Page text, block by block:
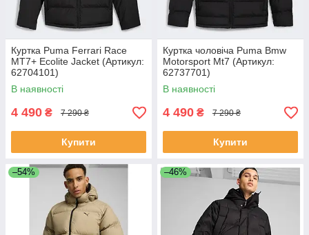
Куртка Puma Ferrari Race
MT7+ Ecolite Jacket (Артикул:
62704101)
В наявності
4 490 ₴ 7 290 ₴
Купити
Куртка чоловіча Puma Bmw
Motorsport Mt7 (Артикул:
62737701)
В наявності
4 490 ₴ 7 290 ₴
Купити
–54% –46%